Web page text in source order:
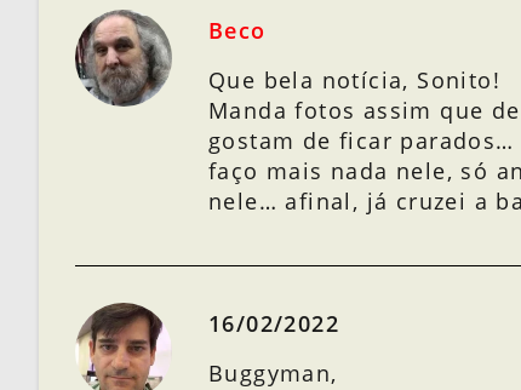
Beco
Que bela notícia, Sonito!
Manda fotos assim que
gostam de ficar
faço mais nada nele, só
nele… afinal, já cruzei a
16/02/2022
Buggyman,